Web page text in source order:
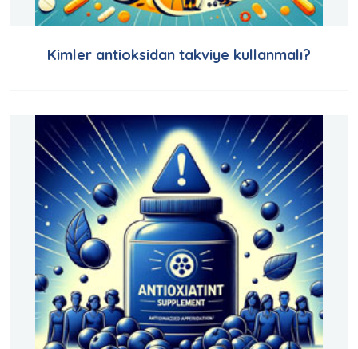
Kimler antioksidan takviye kullanmalı?